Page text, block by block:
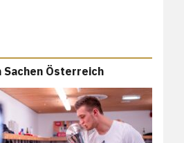
Österreich